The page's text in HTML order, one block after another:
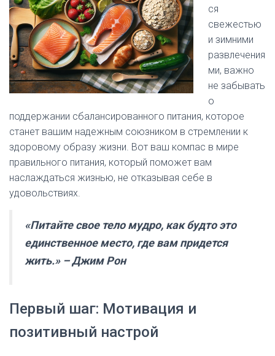
ся
свежестью
и зимними
развлечения
ми, важно
не забывать
о
поддержании сбалансированного питания, которое
станет вашим надежным союзником в стремлении к
здоровому образу жизни. Вот ваш компас в мире
правильного питания, который поможет вам
наслаждаться жизнью, не отказывая себе в
удовольствиях.
«Питайте свое тело мудро, как будто это
единственное место, где вам придется
жить.» – Джим Рон
Первый шаг: Мотивация и
позитивный настрой